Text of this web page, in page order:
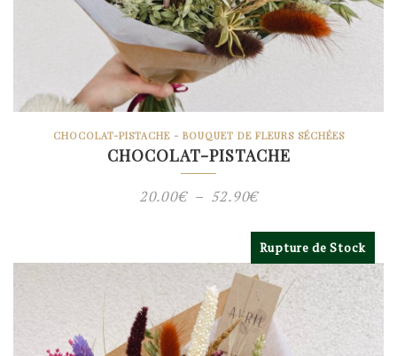
CHOCOLAT-PISTACHE - BOUQUET DE FLEURS SÉCHÉES
CHOCOLAT-PISTACHE
20.00€ – 52.90€Plage
prix :
20.00€
à
52.90€
Rupture de Stock